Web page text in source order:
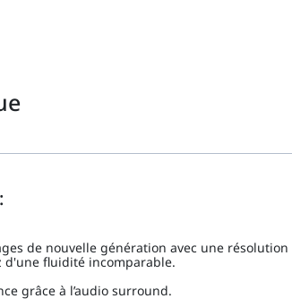
de nouvelle génération avec une
d'une fluidité incomparable.
grâce à l’audio surround.